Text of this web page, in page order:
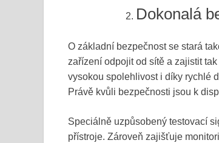
Dokonalá
O základní bezpečnost se stará
zařízení odpojit od sítě a zajistit
vysokou spolehlivost i díky rychlé
Právě kvůli bezpečnosti jsou k
Speciálně uzpůsobený testovací
přístroje. Zároveň zajišťuje